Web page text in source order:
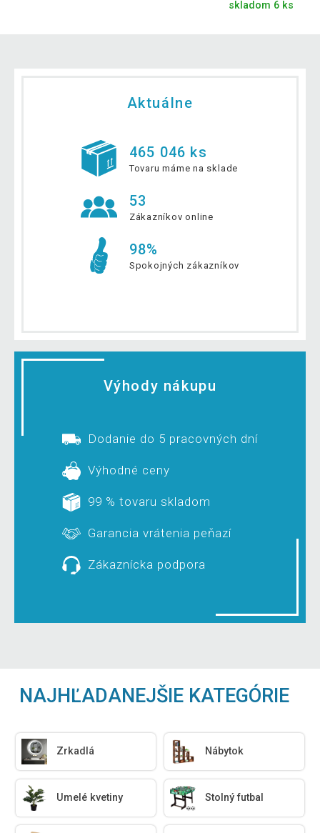
skladom 6 ks
Aktuálne
465 046 ks
Tovaru máme na sklade
53
Zákazníkov online
98%
Spokojných zákazníkov
Výhody nákupu
Dodanie do 5 pracovných dní
Výhodné ceny
99 % tovaru skladom
Garancia vrátenia peňazí
Zákaznícka podpora
NAJHĽADANEJŠIE KATEGÓRIE
Zrkadlá Nábytok
Umelé kvetiny Stolný futbal